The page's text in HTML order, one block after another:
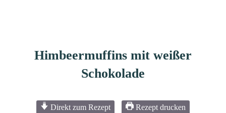
Himbeermuffins mit weißer
Schokolade
Direkt zum Rezept Rezept drucken